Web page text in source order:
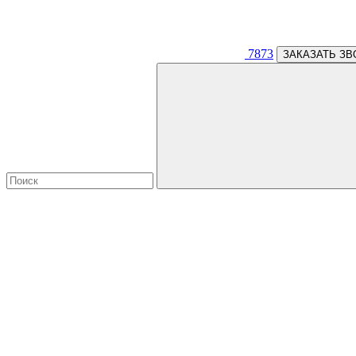
7873 ЗАКАЗАТЬ